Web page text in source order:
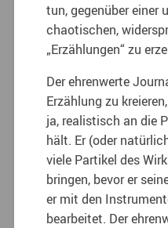
tun, gegenüber einer
chaotischen,
„Erzählungen“ zu
Der ehrenwerte
Erzählung zu
ja, realistisch an die
hält. Er (oder
viele Partikel des
bringen, bevor er
er mit den
bearbeitet. Der